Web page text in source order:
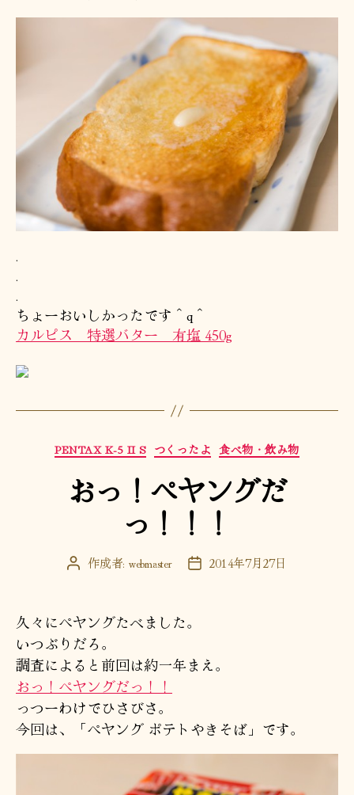
.
.
.
ちょーおいしかったです＾q＾
カルピス 特選バター 有塩 450g
カ
テ
ゴ
リ
ー
PENTAX K-5 II S つくったよ 食べ物・飲み物
おっ！ペヤングだ
っ！！！
投 作成者: webmaster
投 2014年7月27日
久々にペヤングたべました。
いつぶりだろ。
調査によると前回は約一年まえ。
おっ！ペヤングだっ！！
っつーわけでひさびさ。
今回は、「ペヤング ポテトやきそば」です。